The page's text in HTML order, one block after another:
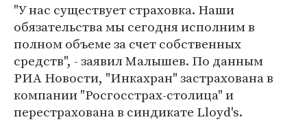
"У нас существует страховка. Наши
обязательства мы сегодня исполним в
полном объеме за счет собственных
средств", - заявил Малышев. По данным
РИА Новости, "Инкахран" застрахована в
компании "Росгосстрах-столица" и
перестрахована в синдикате Lloyd's.